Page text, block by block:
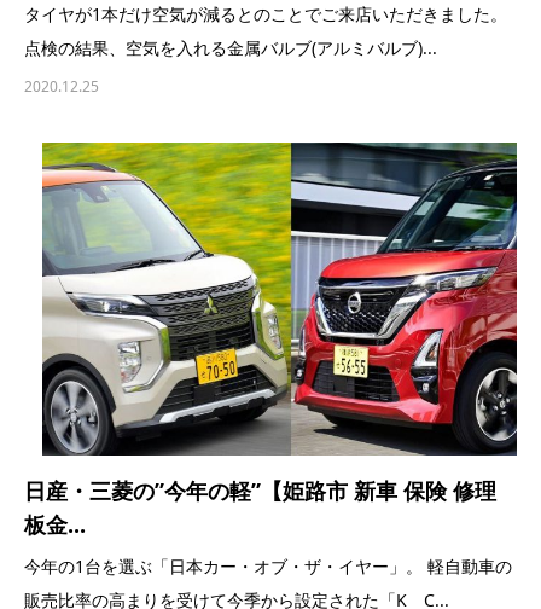
タイヤが1本だけ空気が減るとのことでご来店いただきました。
点検の結果、空気を入れる金属バルブ(アルミバルブ)...
2020.12.25
日産・三菱の”今年の軽”【姫路市 新車 保険 修理
板金...
今年の1台を選ぶ「日本カー・オブ・ザ・イヤー」。 軽自動車の
販売比率の高まりを受けて今季から設定された「K C...